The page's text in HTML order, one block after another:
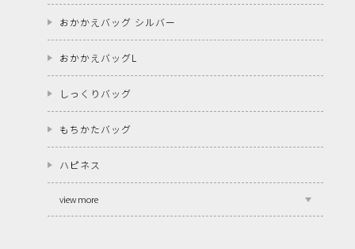
おかかえバッグ シルバー
おかかえバッグL
しっくりバッグ
もちかたバッグ
ハピネス
view more